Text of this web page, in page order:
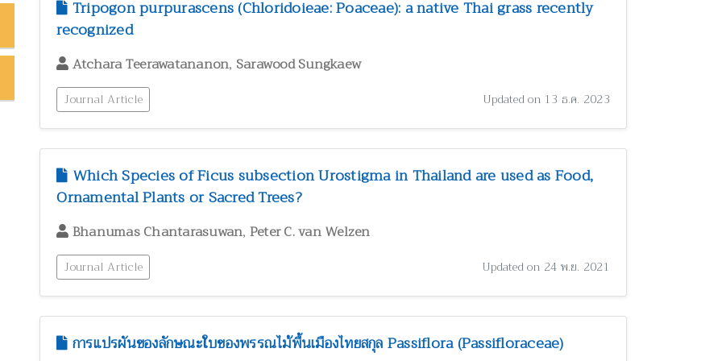
Tripogon purpurascens (Chloridoieae: Poaceae): a native Thai grass recently
recognized
Atchara Teerawatananon, Sarawood Sungkaew
Journal Article Updated on 13 ธ.ค. 2023
Which Species of Ficus subsection Urostigma in Thailand are used as Food,
Ornamental Plants or Sacred Trees?
Bhanumas Chantarasuwan, Peter C. van Welzen
Journal Article Updated on 24 พ.ย. 2021
การแปรผันของลักษณะใบของพรรณไม้พื้นเมืองไทยสกุล Passiflora (Passifloraceae)